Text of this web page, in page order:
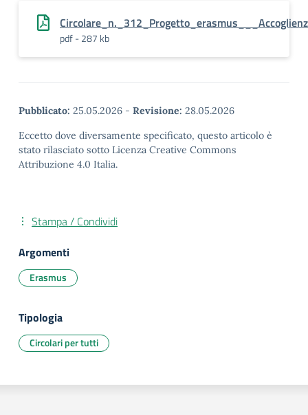
pdf - 287 kb
Pubblicato: 25.05.2026 - Revisione: 28.05.2026
Eccetto dove diversamente specificato, questo articolo è
stato rilasciato sotto Licenza Creative Commons
Attribuzione 4.0 Italia.
Stampa / Condividi
Argomenti
Erasmus
Tipologia
Circolari per tutti